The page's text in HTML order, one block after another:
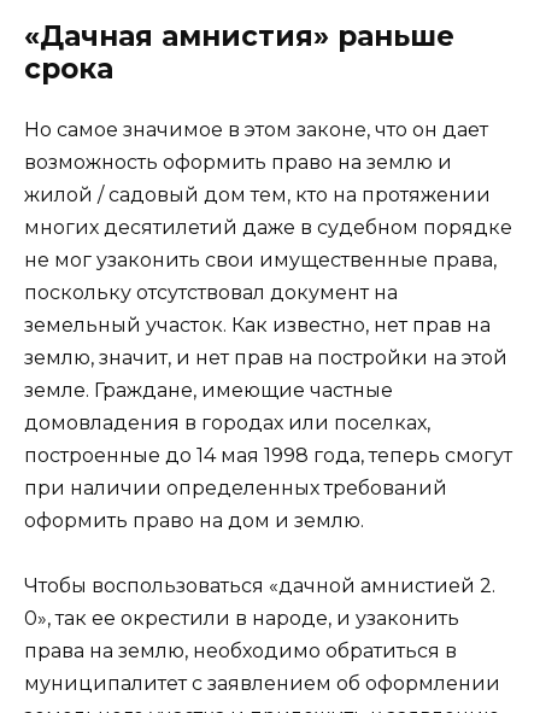
«Дачная амнистия» раньше
срока
Но самое значимое в этом законе, что он дает
возможность оформить право на землю и
жилой / садовый дом тем, кто на протяжении
многих десятилетий даже в судебном порядке
не мог узаконить свои имущественные права,
поскольку отсутствовал документ на
земельный участок. Как известно, нет прав на
землю, значит, и нет прав на постройки на этой
земле. Граждане, имеющие частные
домовладения в городах или поселках,
построенные до 14 мая 1998 года, теперь смогут
при наличии определенных требований
оформить право на дом и землю.
Чтобы воспользоваться «дачной амнистией 2.
0», так ее окрестили в народе, и узаконить
права на землю, необходимо обратиться в
муниципалитет с заявлением об оформлении